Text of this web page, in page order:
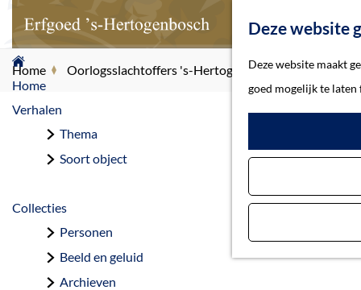
Deze website
Deze website maakt
goed mogelijk te laten
G
a
n
d
Home
Verhalen
Thema
Soort object
Collecties
Personen
Beeld en geluid
Archieven
Home Oorlogsslachtoffers 's-Hertogenbosch Leeuwen-